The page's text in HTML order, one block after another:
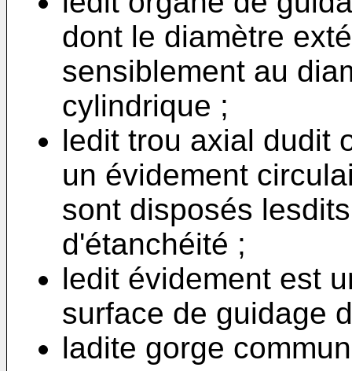
dont le diamètre
sensiblement au
cylindrique ;
ledit trou axial dudit
un évidement
sont disposés
d'étanchéité ;
ledit évidement est
surface de guidage
ladite gorge